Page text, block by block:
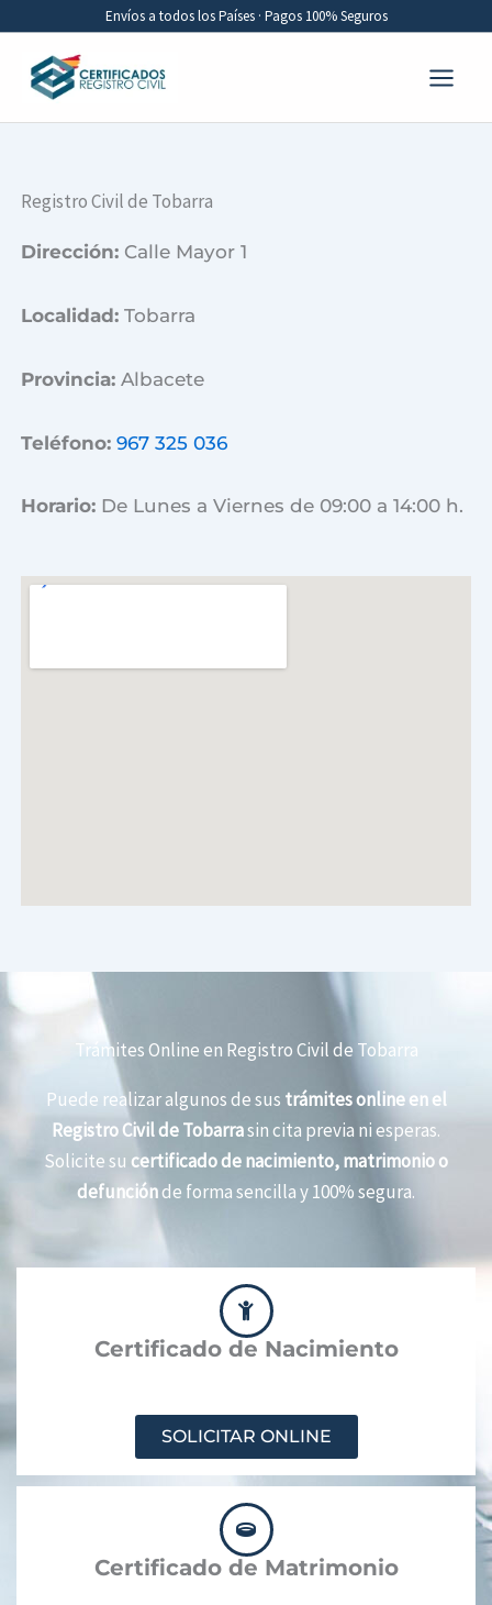
contenido
Envíos a todos los Países · Pagos 100% Seguros
Registro Civil de Tobarra
Dirección: Calle Mayor 1
Localidad:Tobarra
Provincia:Albacete
Teléfono: 967 325 036
Horario: De Lunes a Viernes de 09:00 a 14:00 h.
Trámites Online en Registro Civil de Tobarra
Puede realizar algunos de sus trámites online en el
Registro Civil de Tobarrasin cita previa ni esperas.
Solicite su certificado de nacimiento, matrimonio o
defunciónde forma sencilla y 100% segura.
Certificado de Nacimiento
SOLICITAR ONLINE
Certificado de Matrimonio